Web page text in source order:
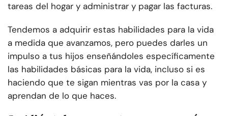
tareas del hogar y administrar y pagar las facturas.
Tendemos a adquirir estas habilidades para la vida
a medida que avanzamos, pero puedes darles un
impulso a tus hijos enseñándoles específicamente
las habilidades básicas para la vida, incluso si es
haciendo que te sigan mientras vas por la casa y
aprendan de lo que haces.